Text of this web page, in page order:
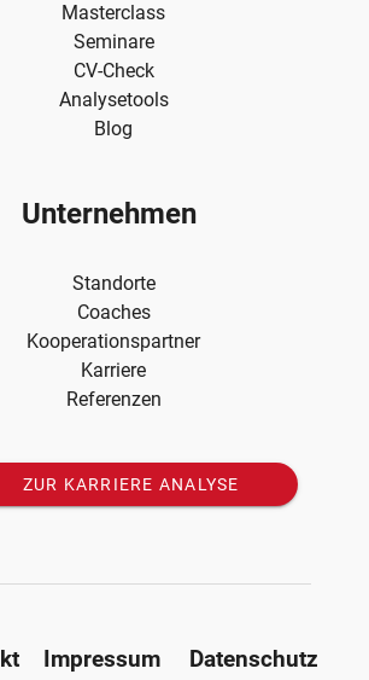
Masterclass
Seminare
CV-Check
Analysetools
Blog
Unternehmen
Standorte
Coaches
Kooperationspartner
Karriere
Referenzen
ZUR KARRIERE ANALYSE
Impressum Datenschutz